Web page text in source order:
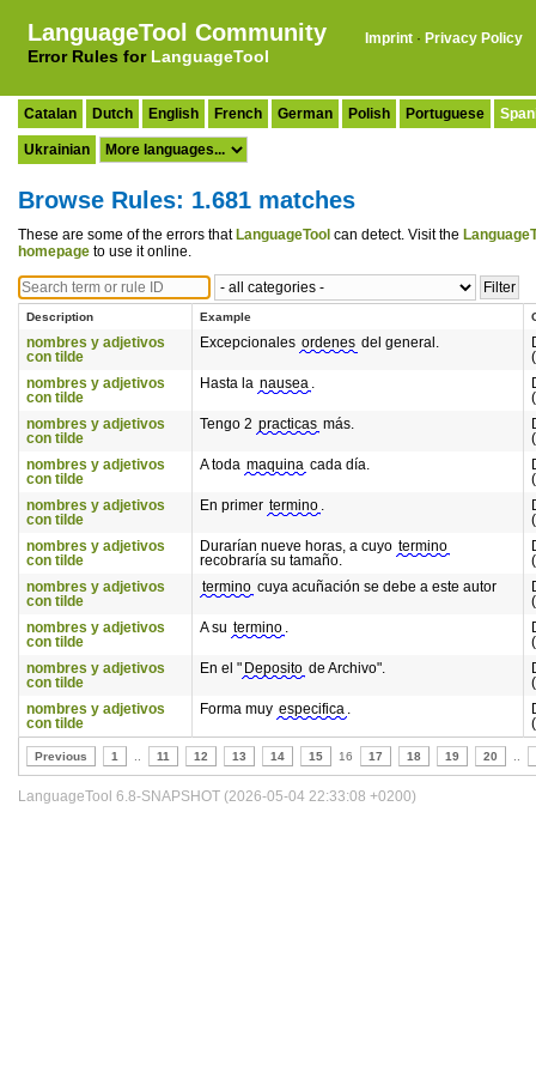
LanguageTool Community
Error Rules for LanguageTool
Imprint · Privacy Policy
Catalan Dutch English French German Polish Portuguese
Ukrainian
Browse Rules: 1.681 matches
These are some of the errors that LanguageTool can detect. Visit the
homepage to use it online.
Description Example
nombres y adjetivos
con tilde
Excepcionales ordenes del general.
nombres y adjetivos
con tilde
Hasta la nausea .
nombres y adjetivos
con tilde
Tengo 2 practicas más.
nombres y adjetivos
con tilde
A toda maquina cada día.
nombres y adjetivos
con tilde
En primer termino .
nombres y adjetivos
con tilde
Durarían nueve horas, a cuyo termino
recobraría su tamaño.
nombres y adjetivos
con tilde
termino cuya acuñación se debe a este autor
nombres y adjetivos
con tilde
A su termino .
nombres y adjetivos
con tilde
En el " Deposito de Archivo".
nombres y adjetivos
con tilde
Forma muy especifica .
Previous 1 11 12 13 14 15 16 17 18 19 20
LanguageTool 6.8-SNAPSHOT (2026-05-04 22:33:08 +0200)